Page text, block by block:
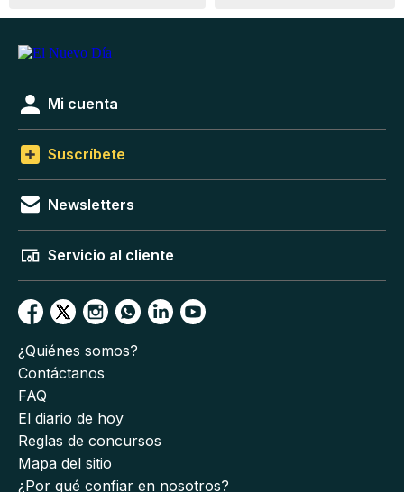
Mi cuenta
Suscríbete
Newsletters
Servicio al cliente
¿Quiénes somos?
Contáctanos
FAQ
El diario de hoy
Reglas de concursos
Mapa del sitio
¿Por qué confiar en nosotros?